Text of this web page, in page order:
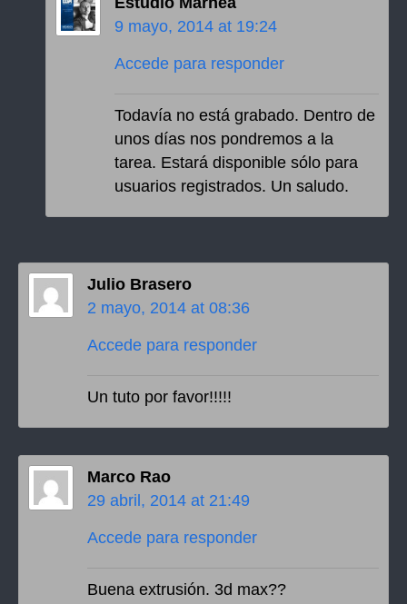
9 mayo, 2014 at 19:24
Accede para responder
Todavía no está grabado. Dentro de
unos días nos pondremos a la
tarea. Estará disponible sólo para
usuarios registrados. Un saludo.
Julio Brasero
2 mayo, 2014 at 08:36
Accede para responder
Un tuto por favor!!!!!
Marco Rao
29 abril, 2014 at 21:49
Accede para responder
Buena extrusión. 3d max??